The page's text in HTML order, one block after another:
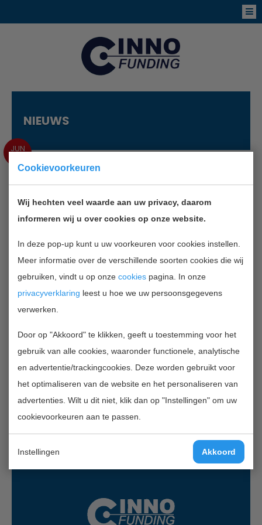
Cookievoorkeuren
Wij hechten veel waarde aan uw privacy, daarom
informeren wij u over cookies op onze website.
In deze pop-up kunt u uw voorkeuren voor cookies instellen.
Meer informatie over de verschillende soorten cookies die wij
gebruiken, vindt u op onze cookies pagina. In onze
privacyverklaring leest u hoe we uw persoonsgegevens
verwerken.
Door op "Akkoord" te klikken, geeft u toestemming voor het
gebruik van alle cookies, waaronder functionele, analytische
en advertentie/trackingcookies. Deze worden gebruikt voor
het optimaliseren van de website en het personaliseren van
advertenties. Wilt u dit niet, klik dan op "Instellingen" om uw
cookievoorkeuren aan te passen.
Instellingen Akkoord
NIEUWS
JUN
SYNTENS EN DE KVK
ORGANISEREN WEDSTRIJD
VOOR ONDERNEMERS MET EEN
LEKKER PRODUCT VAN EIGEN
BODEM
TERUG NAAR OVERZICHT
Contactgegevens
Nieuwe Gracht 7
info@innofunding.nl